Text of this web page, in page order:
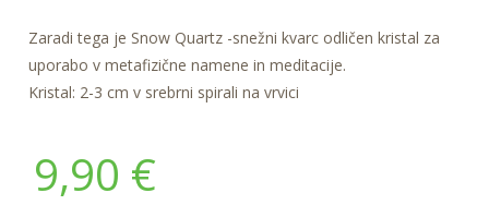
Zaradi tega je Snow Quartz -snežni kvarc odličen kristal za
uporabo v metafizične namene in meditacije.
Kristal: 2-3 cm v srebrni spirali na vrvici
9,90 €